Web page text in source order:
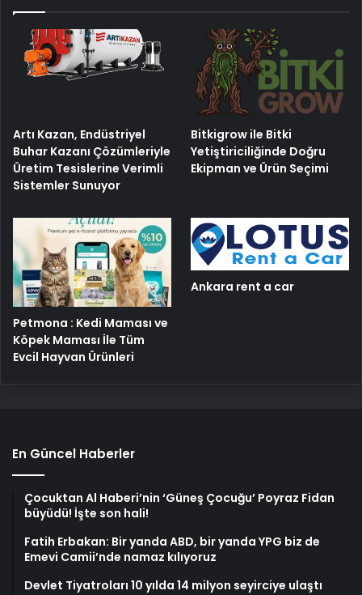
Artı Kazan, Endüstriyel
Buhar Kazanı Çözümleriyle
Üretim Tesislerine Verimli
Sistemler Sunuyor
Bitkigrow ile Bitki
Yetiştiriciliğinde Doğru
Ekipman ve Ürün Seçimi
Petmona : Kedi Maması ve
Köpek Maması İle Tüm
Evcil Hayvan Ürünleri
Ankara rent a car
En Güncel Haberler
Çocuktan Al Haberi’nin ‘Güneş Çocuğu’ Poyraz Fidan
büyüdü! İşte son hali!
Fatih Erbakan: Bir yanda ABD, bir yanda YPG biz de
Emevi Camii’nde namaz kılıyoruz
Devlet Tiyatroları 10 yılda 14 milyon seyirciye ulaştı